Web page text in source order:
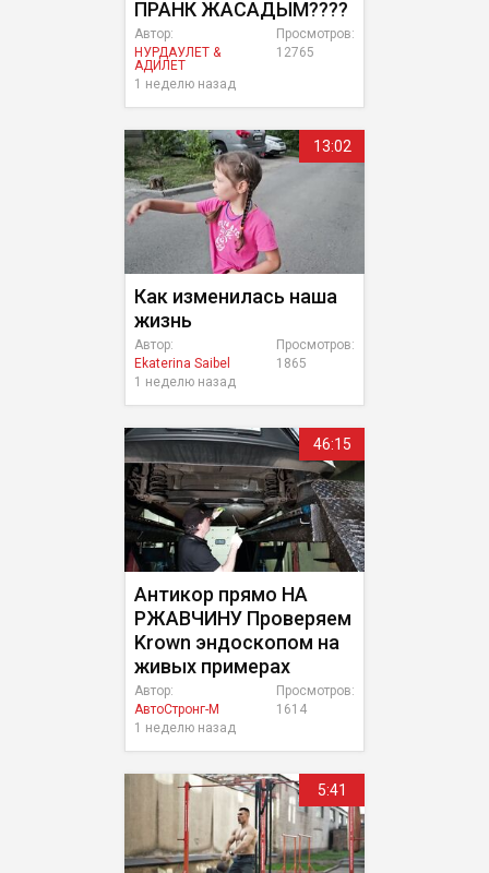
ПРАНК ЖАСАДЫМ????
Просмотров:
12765
Автор:
НУРДАУЛЕТ &
АДИЛЕТ
1 неделю назад
13:02
Как изменилась наша
жизнь
Просмотров:
1865
Автор:
Ekaterina Saibel
1 неделю назад
46:15
Антикор прямо НА
РЖАВЧИНУ Проверяем
Krown эндоскопом на
живых примерах
Просмотров:
1614
Автор:
АвтоСтронг-М
1 неделю назад
5:41